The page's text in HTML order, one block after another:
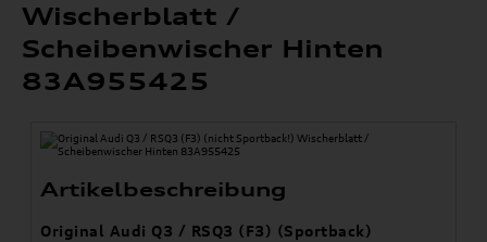
Wischerblatt /
Scheibenwischer Hinten
83A955425
Artikelbeschreibung
Original Audi Q3 / RSQ3 (F3) (Sportback)